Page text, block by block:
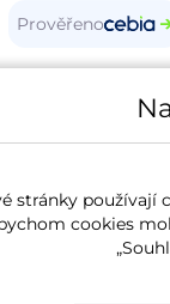
Prověřeno
panorama
stránky používají
cookies